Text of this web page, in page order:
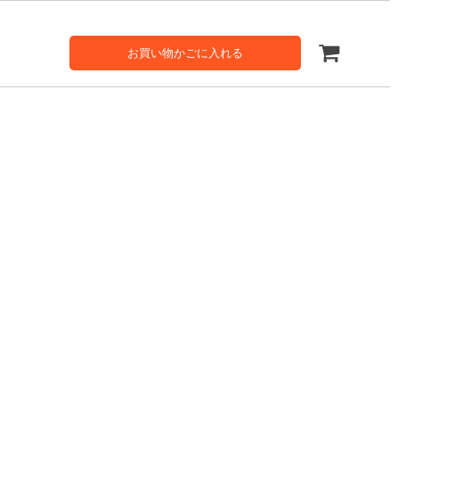
お買い物かごに入れる